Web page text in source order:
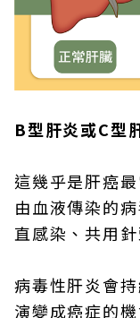
B型肝炎或C型
這幾乎是肝癌
由血液傳染的
直感染、共用
病毒性肝炎會
演變成癌症的